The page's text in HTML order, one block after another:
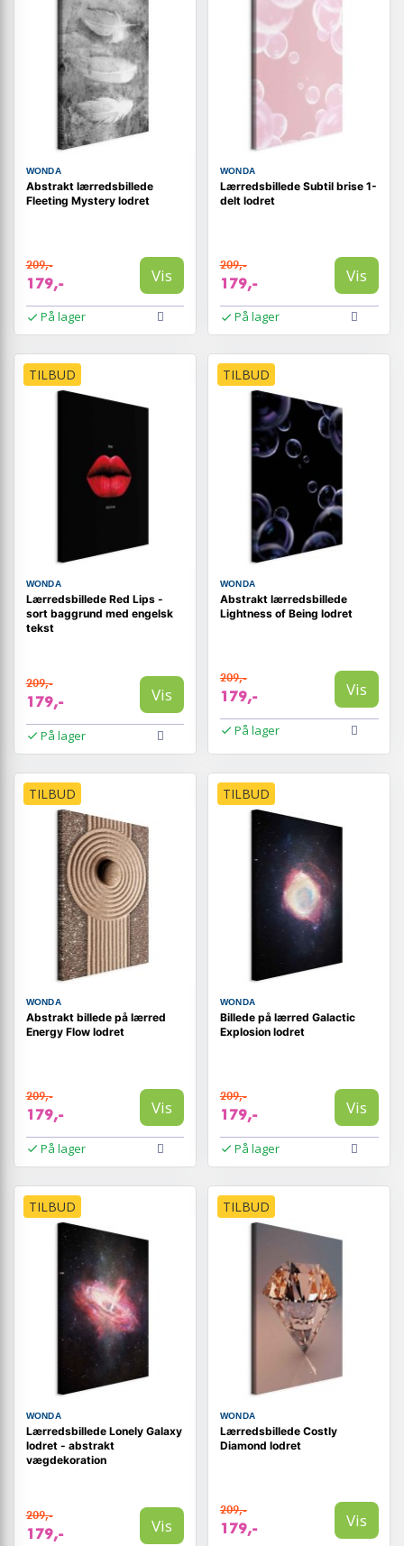
WONDA
Abstrakt lærredsbillede
Fleeting Mystery lodret
209,-
179,- Vis
På lager
WONDA
Lærredsbillede Subtil brise 1-
delt lodret
209,-
179,- Vis
På lager
TILBUD
WONDA
Lærredsbillede Red Lips -
sort baggrund med engelsk
tekst
209,-
179,- Vis
På lager
TILBUD
WONDA
Abstrakt lærredsbillede
Lightness of Being lodret
209,-
179,- Vis
På lager
TILBUD
WONDA
Abstrakt billede på lærred
Energy Flow lodret
209,-
179,- Vis
På lager
TILBUD
WONDA
Billede på lærred Galactic
Explosion lodret
209,-
179,- Vis
På lager
TILBUD
WONDA
Lærredsbillede Lonely Galaxy
lodret - abstrakt
vægdekoration
209,-
179,- Vis
TILBUD
WONDA
Lærredsbillede Costly
Diamond lodret
209,-
179,- Vis